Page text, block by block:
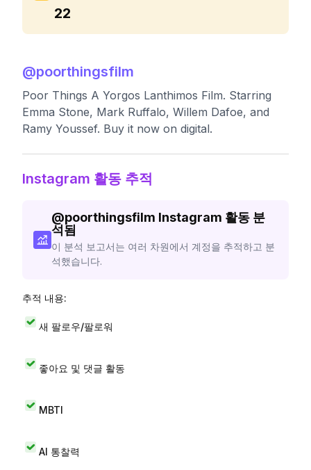
22
@poorthingsfilm
Poor Things A Yorgos Lanthimos Film. Starring
Emma Stone, Mark Ruffalo, Willem Dafoe, and
Ramy Youssef. Buy it now on digital.
Instagram 활동 추적
@poorthingsfilm Instagram 활동 분
석됨
이 분석 보고서는 여러 차원에서 계정을 추적하고 분
석했습니다.
추적 내용:
새 팔로우/팔로워
좋아요 및 댓글 활동
MBTI
AI 통찰력